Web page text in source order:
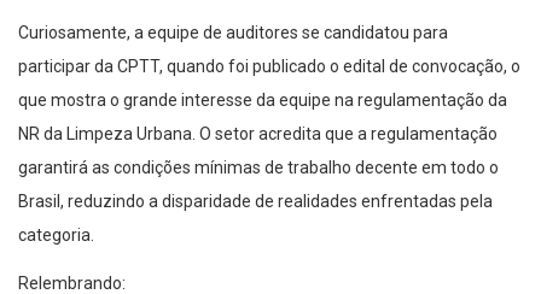
Curiosamente, a equipe de auditores se candidatou para
participar da CPTT, quando foi publicado o edital de convocação, o
que mostra o grande interesse da equipe na regulamentação da
NR da Limpeza Urbana. O setor acredita que a regulamentação
garantirá as condições mínimas de trabalho decente em todo o
Brasil, reduzindo a disparidade de realidades enfrentadas pela
categoria.
Relembrando: